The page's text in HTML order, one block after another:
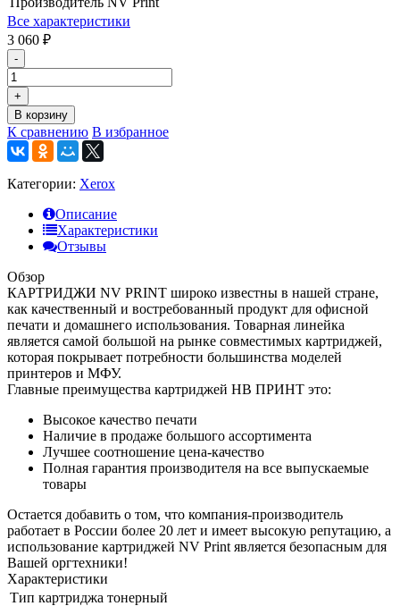
Все характеристики
3 060 ₽
-
+
В корзину
К сравнению В избранное
Категории: Xerox
Описание
Характеристики
Отзывы
Обзор
КАРТРИДЖИ NV PRINT широко известны в нашей стране,
как качественный и востребованный продукт для офисной
печати и домашнего использования. Товарная линейка
является самой большой на рынке совместимых картриджей,
которая покрывает потребности большинства моделей
принтеров и МФУ.
Главные преимущества картриджей НВ ПРИНТ это:
Высокое качество печати
Наличие в продаже большого ассортимента
Лучшее соотношение цена-качество
Полная гарантия производителя на все выпускаемые
товары
Остается добавить о том, что компания-производитель
работает в России более 20 лет и имеет высокую репутацию, а
использование картриджей NV Print является безопасным для
Вашей оргтехники!
Характеристики
Тип картриджа тонерный